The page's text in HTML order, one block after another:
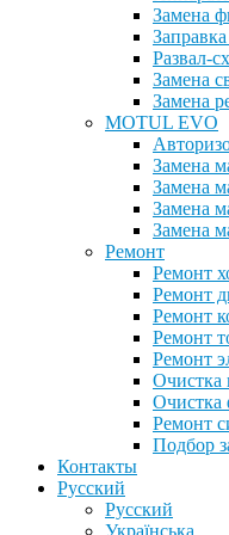
Замена
Развал-
Замена
Замена
MOTUL EVO
Замена
Замена
Замена
Замена
Ремонт
Ремонт
Ремонт
Ремонт
Ремонт
Ремонт
Очистка
Очистка
Ремонт
Подбор
Контакты
Русский
Русский
Українська